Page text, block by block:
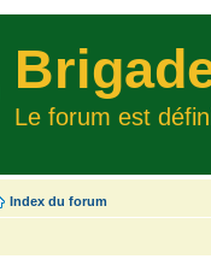
Le forum est
Index du forum